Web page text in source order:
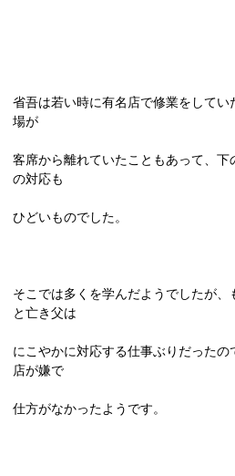
省吾は若い時に有名店で修業をしてい
場が
客席から離れていたこともあって、
の対応も
ひどいものでした。
そこでは多くを学んだようでしたが
と亡き父は
にこやかに対応する仕事ぶりだった
店が嫌で
仕方がなかったようです。